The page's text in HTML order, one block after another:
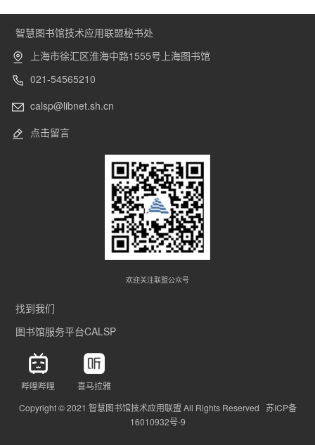
智慧图书馆技术应用联盟秘书处
上海市徐汇区淮海中路1555号上海图书馆
021-54565210
calsp@libnet.sh.cn
点击留言
欢迎关注联盟公众号
找到我们
图书馆服务平台CALSP
哔哩哔哩
喜马拉雅
Copyright © 2021 智慧图书馆技术应用联盟 All Rights Reserved 苏ICP备
16010932号-9